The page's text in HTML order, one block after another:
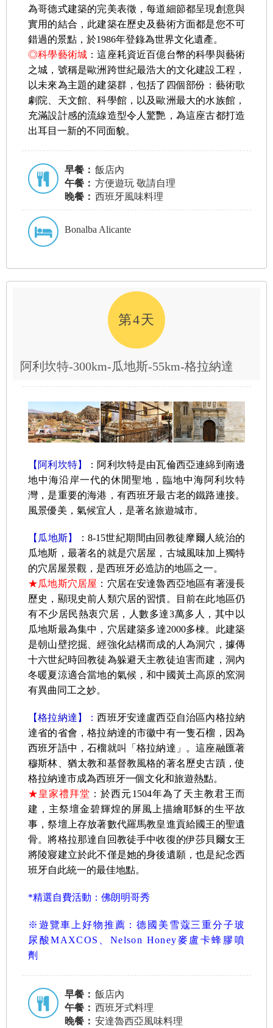
為哥德式建築的完美表徵，每道細節都呈現創意與
實用的結合，此建築在歷史及藝術方面都是您不可
錯過的景點，於1986年登錄為世界文化遺產。
◎科學藝術城 ：這座耗資近百億台幣的科學與藝術
之城，號稱是歐洲跨世紀最浩大的文化建設工程，
以未來為主題的建築群，包括了四個部份：藝術歌
劇院、天文館、科學館，以及歐洲最大的水族館，
充滿設計感的流線造型令人驚艷，為這座古都打造
出耳目一新的不同面貌。
早餐： 飯店內
午餐： 方便遊玩 敬請自理
晚餐： 西班牙風味料理
Bonalba Alicante
第4天
阿利坎特-300km-瓜地斯-55km-格拉納達
【阿利坎特】
：阿利坎特是由瓦倫西亞連綿到南邊
地中海沿岸一代的休閒聖地，臨地中海阿利坎特
灣，是重要的海港，有西班牙最古老的鐵路連接。
風景優美，氣候宜人，是著名旅遊城市。
【瓜地斯】
：8-15世紀期間由回教徒摩爾人統治的
瓜地斯，最著名的就是穴居屋，古城風味加上獨特
的穴居屋景觀，是西班牙必造訪的地區之一。
★瓜地斯穴居屋 ：穴居在安達魯西亞地區有著漫長
歷史，顯現史前人類穴居的習慣。目前在此地區仍
有不少居民熱衷穴居，人數多達3萬多人，其中以
瓜地斯最為集中，穴居建築多達2000多棟。此建築
是朝山壁挖掘、經強化結構而成的人為洞穴，據傳
十六世紀時回教徒為躲避天主教徒迫害而建，洞內
冬暖夏涼適合當地的氣候，和中國黃土高原的窯洞
有異曲同工之妙。
【格拉納達】：西班牙安達盧西亞自治區內格拉納
達省的省會，格拉納達的市徽中有一隻石榴，因為
西班牙語中，石榴就叫「格拉納達」。這座融匯著
穆斯林、猶太教和基督教風格的著名歷史古蹟，使
格拉納達市成為西班牙一個文化和旅遊熱點。
★皇家禮拜堂 ：於西元1504年為了天主教君王而
建，主祭壇金碧輝煌的屏風上描繪耶穌的生平故
事，祭壇上存放著數代羅馬教皇進貢給國王的聖遺
骨。將格拉那達自回教徒手中收復的伊莎貝爾女王
將陵寢建立於此不僅是她的身後遺願，也是紀念西
班牙自此統一的最佳地點。
*精選自費活動：佛朗明哥秀
※遊覽車上好物推薦：德國美雪蔻三重分子玻
尿酸MAXCOS、Nelson Honey麥盧卡蜂膠噴
劑
早餐： 飯店內
午餐： 西班牙式料理
晚餐： 安達魯西亞風味料理